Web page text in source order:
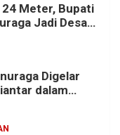
24 Meter, Bupati
Jadi Desa
Digelar
dalam
Ekonomi